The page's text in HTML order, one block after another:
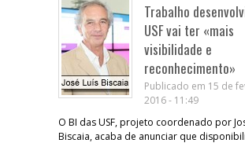
Trabalho
USF vai ter «mais
visibilidade e
reconhecimento»
Publicado em 15 de
2016 - 11:49
O BI das USF, projeto coordenado por
Biscaia, acaba de anunciar que